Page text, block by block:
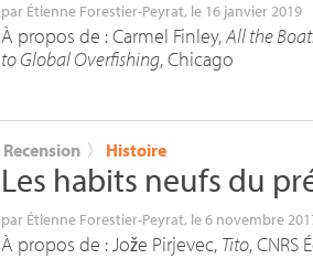
par Étienne Forestier-Peyrat, le 16 janvier 2019
À propos de : Carmel Finley,All the
to Global Overfishing, Chicago
Recension 〉 Histoire
Les habits neufs du
par Étienne Forestier-Peyrat, le 6 novembre
À propos de : Jože Pirjevec, Tito,CNRS